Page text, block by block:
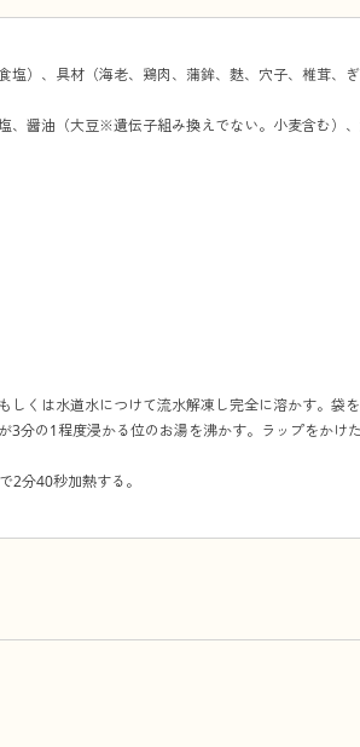
）、具材（海老、鶏肉、蒲鉾、麩、穴子、椎茸、
醤油（大豆※遺伝子組み換えでない。小麦含む）
くは水道水につけて流水解凍し完全に溶かす。袋
分の1程度浸かる位のお湯を沸かす。ラップをかけ
2分40秒加熱する。